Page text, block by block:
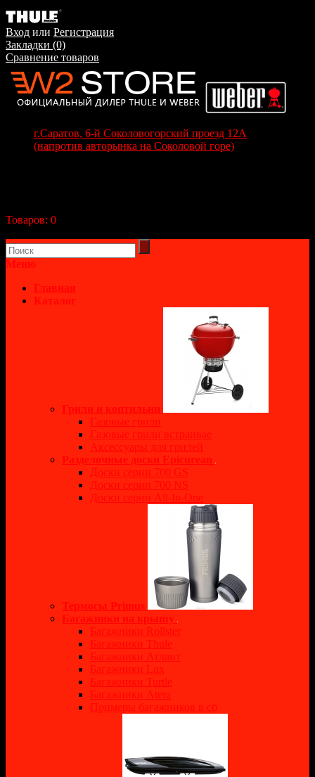
Вход или Регистрация
Закладки (0)
Сравнение товаров
г.Саратов, 6-й Соколовогорский проезд 12А
(напротив авторынка на Соколовой горе)
Товаров: 0
Меню
Главная
Каталог
Грили и коптильни
Газовые грили
Газовые грили встраивае
Аксессуары для грилей
Разделочные доски Epicurean
Доски серии 700 GS
Доски серии 700 NS
Доски серии All-In-One
Термосы Primus
Багажники на крышу
Багажники Rollster
Багажники Thule
Багажники Атлант
Багажники Lux
Багажники Turtle
Багажники Atera
Примеры багажников в сб